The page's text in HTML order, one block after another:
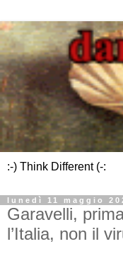
:-) Think Different (-:
lunedì 11 maggio
Garavelli,
l’Italia, non il